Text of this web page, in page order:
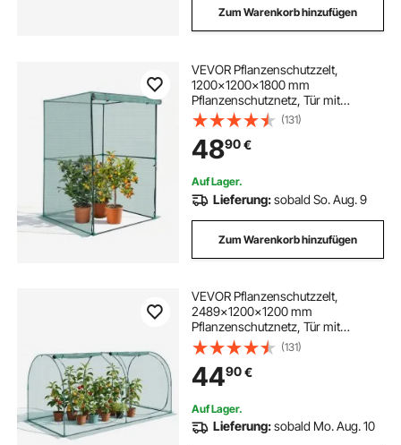
Zum Warenkorb hinzufügen
VEVOR Pflanzenschutzzelt,
1200x1200x1800 mm
Pflanzenschutznetz, Tür mit
Reißverschluss, windbeständig,
hoher Pflanzenkäfig Gewächshaus
für Hochbeete im Freien, für Garten,
Terrasse & Rasen
(131)
4890€
Auf Lager.
Lieferung:sobald So. Aug. 9
Zum Warenkorb hinzufügen
VEVOR Pflanzenschutzzelt,
2489x1200x1200 mm
Pflanzenschutznetz, Tür mit
Reißverschluss, windbeständig,
Pflanzenkäfig Gewächshaus für
erhöhte Beete im Freien, Garten,
Terrasse
(131)
4490€
Auf Lager.
Lieferung:sobald Mo. Aug. 10